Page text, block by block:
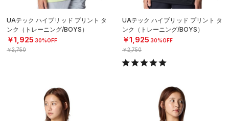
UAテック ハイブリッド プリント タ
ンク（トレーニング/BOYS）
￥1,925 30%OFF
￥2,750
UAテック ハイブリッド プリント タ
ンク（トレーニング/BOYS）
￥1,925 30%OFF
￥2,750